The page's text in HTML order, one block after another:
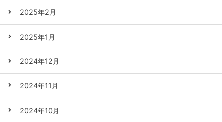
2025年2月
2025年1月
2024年12月
2024年11月
2024年10月